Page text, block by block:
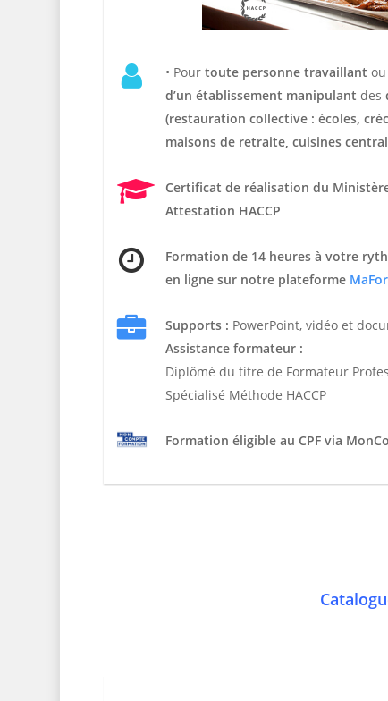
• Pour toute personne travaillant ou
d’un établissement manipulant des
(restauration collective : écoles,
maisons de retraite, cuisines
Certificat de réalisation du
Attestation HACCP
Formation de 14 heures à votre
en ligne sur notre plateforme
Supports : PowerPoint, vidéo et
Assistance formateur :
Diplômé du titre de Formateur
Spécialisé Méthode HACCP
Formation éligible au CPF via